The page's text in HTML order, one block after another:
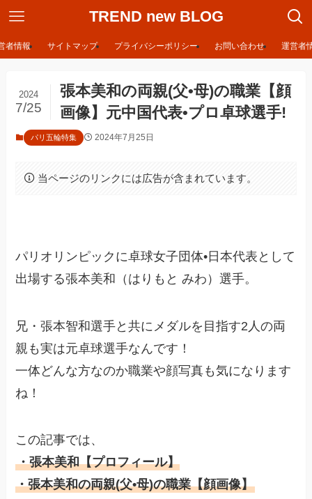
TREND new BLOG
者情報 サイトマップ プライバシーポリシー お問い合わせ 運営者
張本美和の両親(父•母)の職業【顔
画像】元中国代表•プロ卓球選手!
2024
7/25
パリ五輪特集 2024年7月25日
当ページのリンクには広告が含まれています。
パリオリンピックに卓球女子団体•日本代表として
出場する張本美和（はりもと みわ）選手。
兄・張本智和選手と共にメダルを目指す2人の両
親も実は元卓球選手なんです！
一体どんな方なのか職業や顔写真も気になります
ね！
この記事では、
・張本美和【プロフィール】
・張本美和の両親(父•母)の職業【顔画像】